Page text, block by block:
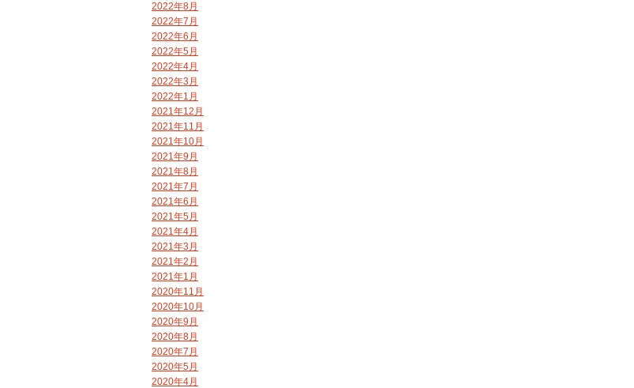
2022年8月
2022年7月
2022年6月
2022年5月
2022年4月
2022年3月
2022年1月
2021年12月
2021年11月
2021年10月
2021年9月
2021年8月
2021年7月
2021年6月
2021年5月
2021年4月
2021年3月
2021年2月
2021年1月
2020年11月
2020年10月
2020年9月
2020年8月
2020年7月
2020年5月
2020年4月